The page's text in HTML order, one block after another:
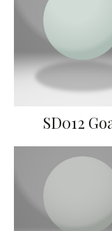
SD012